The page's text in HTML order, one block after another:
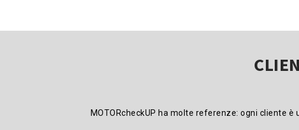
MOTORcheckUP ha molte referenze: ogni cliente